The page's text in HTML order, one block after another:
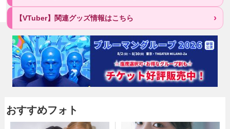
【VTuber】関連グッズ情報はこちら
おすすめフォト